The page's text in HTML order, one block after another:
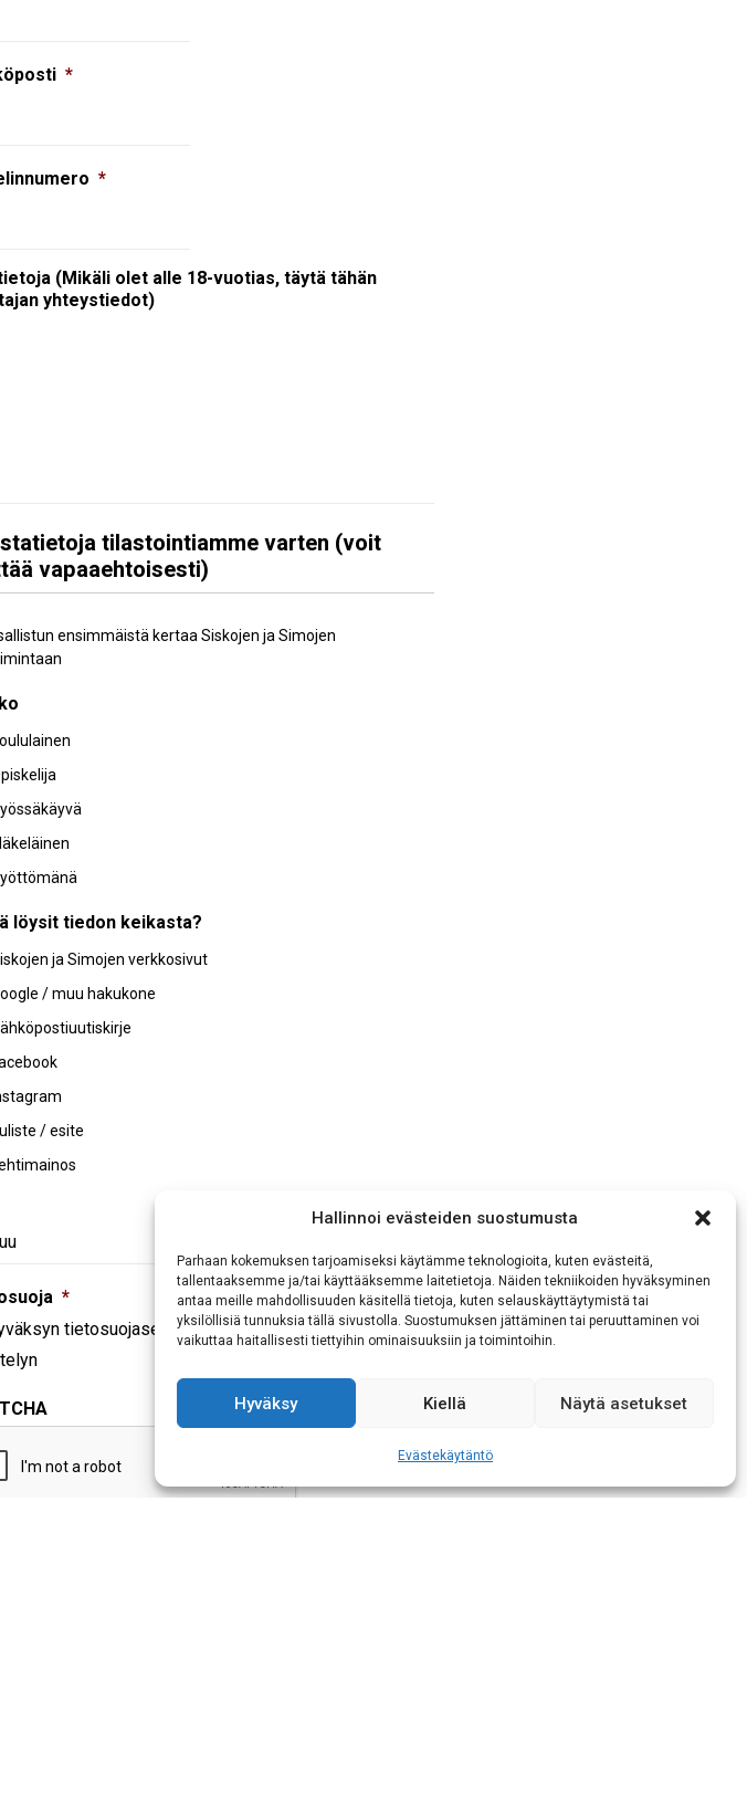
Hallinnoi evästeiden suostumusta
Parhaan kokemuksen tarjoamiseksi käytämme teknologioita, kuten evästeitä,
tallentaaksemme ja/tai käyttääksemme laitetietoja. Näiden tekniikoiden hyväksyminen
antaa meille mahdollisuuden käsitellä tietoja, kuten selauskäyttäytymistä tai
yksilöllisiä tunnuksia tällä sivustolla. Suostumuksen jättäminen tai peruuttaminen voi
vaikuttaa haitallisesti tiettyihin ominaisuuksiin ja toimintoihin.
Hyväksy Kiellä Näytä asetukset
Evästekäytäntö
*
*
(Mikäli olet alle 18-vuotias, täytä tähän
yhteystiedot)
tilastointiamme varten (voit
vapaaehtoisesti)
ensimmäistä kertaa Siskojen ja Simojen
löysit tiedon keikasta?
ja Simojen verkkosivut
/ muu hakukone
/ esite
*
tietosuojaselosteenmukaisen tietojeni